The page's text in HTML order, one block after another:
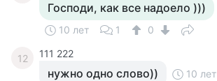
Господи, как все надоело )))
10 лет 1 0
12 111 222
нужно одно слово)) 10 лет